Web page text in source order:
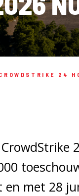
24
met 28